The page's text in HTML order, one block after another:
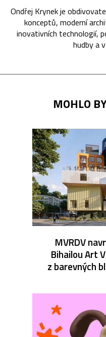
Ondřej Krynek je
konceptů, moderní
inovativních technologií,
hudby a
MOHLO
MVRDV
Bihailou Art
z barevných